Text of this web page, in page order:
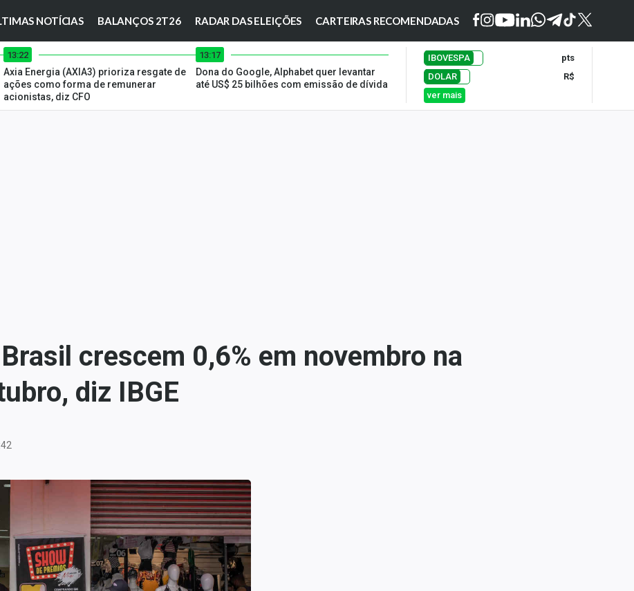
NOTÍCIAS BALANÇOS 2T26 RADAR DAS ELEIÇÕES CARTEIRAS RECOMENDADAS
13:22
Axia Energia (AXIA3) prioriza resgate de
ações como forma de remunerar
acionistas, diz CFO
13:17
Dona do Google, Alphabet quer levantar
até US$ 25 bilhões com emissão de dívida
IBOVESPA
pts
DOLAR
R$
ver mais
crescem 0,6% em novembro na
diz IBGE